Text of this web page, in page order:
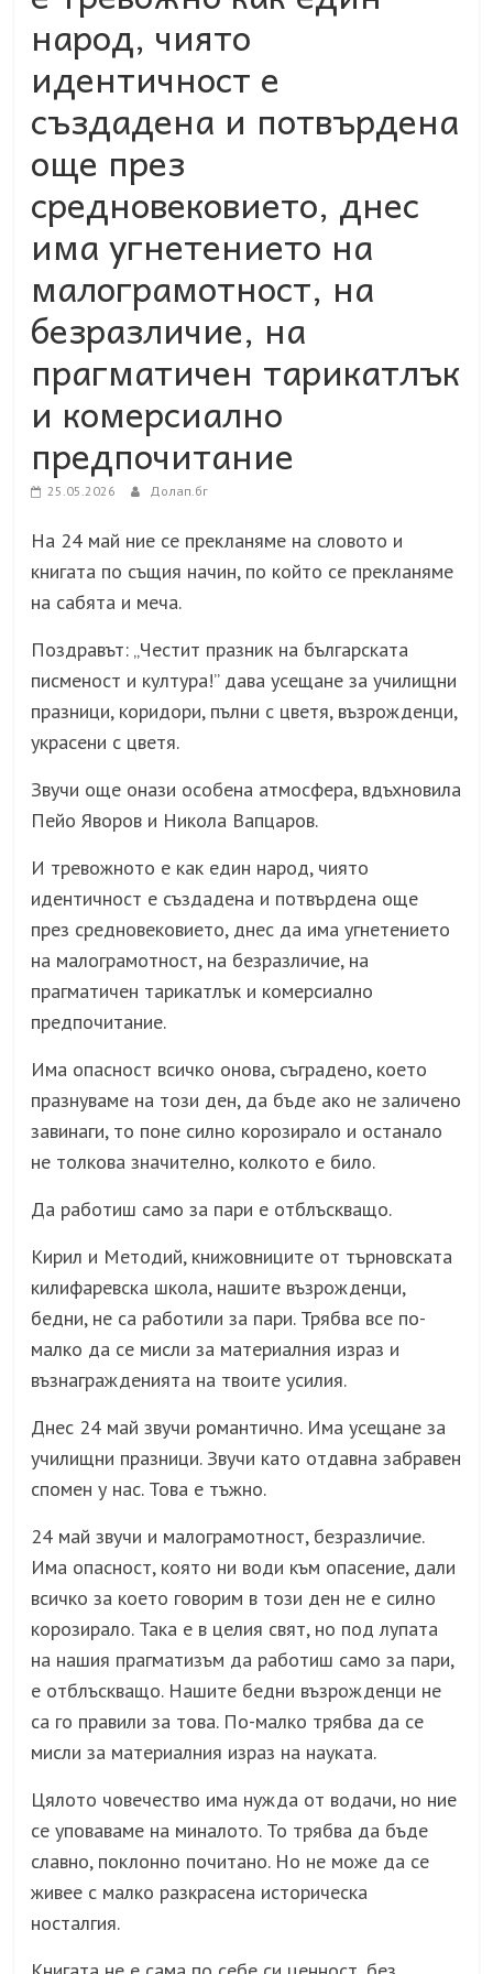
народ, чиято
идентичност е
създадена и потвърдена
още през
средновековието, днес
има угнетението на
малограмотност, на
безразличие, на
прагматичен тарикатлък
и комерсиално
предпочитание
25.05.2026 Долап.бг
На 24 май ние се прекланяме на словото и
книгата по същия начин, по който се прекланяме
на сабята и меча.
Поздравът: „Честит празник на българската
писменост и култура!” дава усещане за училищни
празници, коридори, пълни с цветя, възрожденци,
украсени с цветя.
Звучи още онази особена атмосфера, вдъхновила
Пейо Яворов и Никола Вапцаров.
И тревожното е как един народ, чиято
идентичност е създадена и потвърдена още
през средновековието, днес да има угнетението
на малограмотност, на безразличие, на
прагматичен тарикатлък и комерсиално
предпочитание.
Има опасност всичко онова, съградено, което
празнуваме на този ден, да бъде ако не заличено
завинаги, то поне силно корозирало и останало
не толкова значително, колкото е било.
Да работиш само за пари е отблъскващо.
Кирил и Методий, книжовниците от търновската
килифаревска школа, нашите възрожденци,
бедни, не са работили за пари. Трябва все по-
малко да се мисли за материалния израз и
възнагражденията на твоите усилия.
Днес 24 май звучи романтично. Има усещане за
училищни празници. Звучи като отдавна забравен
спомен у нас. Това е тъжно.
24 май звучи и малограмотност, безразличие.
Има опасност, която ни води към опасение, дали
всичко за което говорим в този ден не е силно
корозирало. Така е в целия свят, но под лупата
на нашия прагматизъм да работиш само за пари,
е отблъскващо. Нашите бедни възрожденци не
са го правили за това. По-малко трябва да се
мисли за материалния израз на науката.
Цялото човечество има нужда от водачи, но ние
се уповаваме на миналото. То трябва да бъде
славно, поклонно почитано. Но не може да се
живее с малко разкрасена историческа
носталгия.